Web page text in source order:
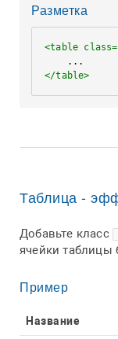
Разметка
<table class=
</table>
Таблица -
Добавьте класс
ячейки таблицы
Пример
Название